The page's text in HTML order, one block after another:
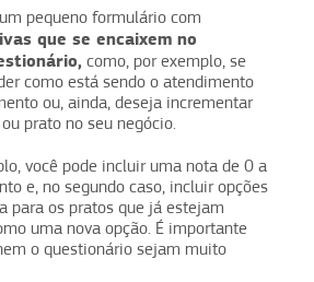
pequeno formulário com
que se encaixem no
como, por exemplo, se
como está sendo o atendimento
ou, ainda, deseja incrementar
prato no seu negócio.
você pode incluir uma nota de 0 a
e, no segundo caso, incluir opções
para os pratos que já estejam
uma nova opção. É importante
o questionário sejam muito